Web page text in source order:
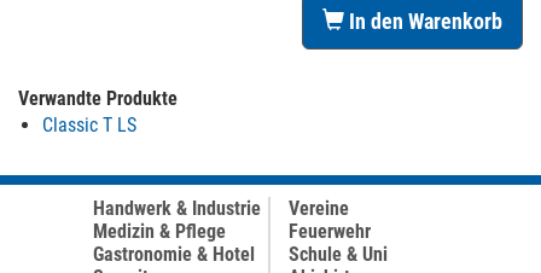
In den Warenkorb
Verwandte Produkte
Classic T LS
Handwerk & Industrie
Medizin & Pflege
Gastronomie & Hotel
Vereine
Feuerwehr
Schule & Uni